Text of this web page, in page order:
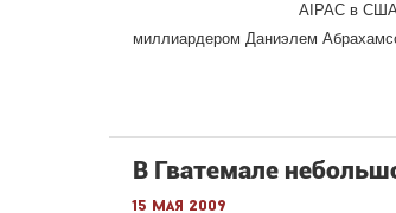
AIPAC в США
миллиардером Даниэлем
В Гватемале
15 мая 2009